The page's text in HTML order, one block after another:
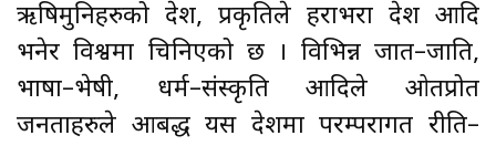
ऋषिमुनिहरुको देश, प्रकृतिले हराभरा देश आदि
भनेर विश्वमा चिनिएको छ । विभिन्न जात–जाति,
भाषा–भेषी, धर्म–संस्कृति आदिले ओतप्रोत
जनताहरुले आबद्ध यस देशमा परम्परागत रीति–